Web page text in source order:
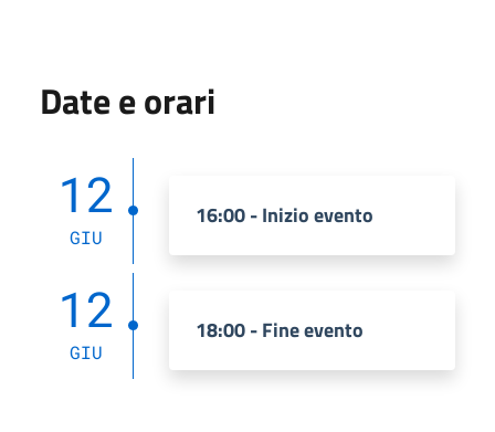
Date e orari
12
GIU
16:00 - Inizio evento
12
GIU
18:00 - Fine evento